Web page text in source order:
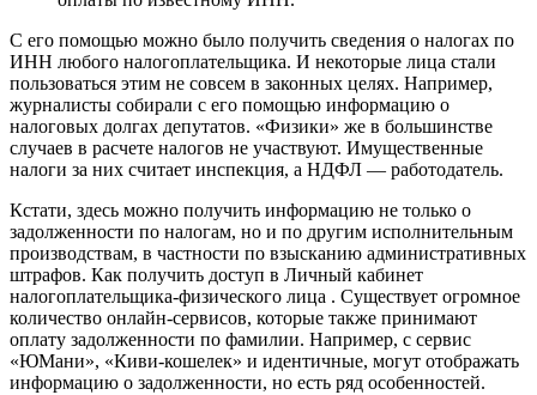
С его помощью можно было получить сведения о налогах по
ИНН любого налогоплательщика. И некоторые лица стали
пользоваться этим не совсем в законных целях. Например,
журналисты собирали с его помощью информацию о
налоговых долгах депутатов. «Физики» же в большинстве
случаев в расчете налогов не участвуют. Имущественные
налоги за них считает инспекция, а НДФЛ — работодатель.
Кстати, здесь можно получить информацию не только о
задолженности по налогам, но и по другим исполнительным
производствам, в частности по взысканию административных
штрафов. Как получить доступ в Личный кабинет
налогоплательщика-физического лица . Существует огромное
количество онлайн-сервисов, которые также принимают
оплату задолженности по фамилии. Например, с сервис
«ЮМани», «Киви-кошелек» и идентичные, могут отображать
информацию о задолженности, но есть ряд особенностей.